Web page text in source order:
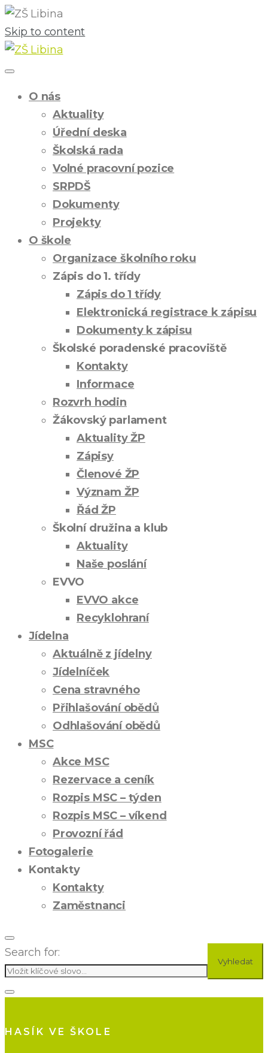
Skip to content
O nás
Aktuality
Úřední deska
Školská rada
Volné pracovní pozice
SRPDŠ
Dokumenty
Projekty
O škole
Organizace školního roku
Zápis do 1. třídy
Zápis do 1 třídy
Elektronická registrace k zápisu
Dokumenty k zápisu
Školské poradenské pracoviště
Kontakty
Informace
Rozvrh hodin
Žákovský parlament
Aktuality ŽP
Zápisy
Členové ŽP
Význam ŽP
Řád ŽP
Školní družina a klub
Aktuality
Naše poslání
EVVO
EVVO akce
Recyklohraní
Jídelna
Aktuálně z jídelny
Jídelníček
Cena stravného
Přihlašování obědů
Odhlašování obědů
MSC
Akce MSC
Rezervace a ceník
Rozpis MSC – týden
Rozpis MSC – víkend
Provozní řád
Fotogalerie
Kontakty
Kontakty
Zaměstnanci
Search for:
Vyhledat
HASÍK VE ŠKOLE